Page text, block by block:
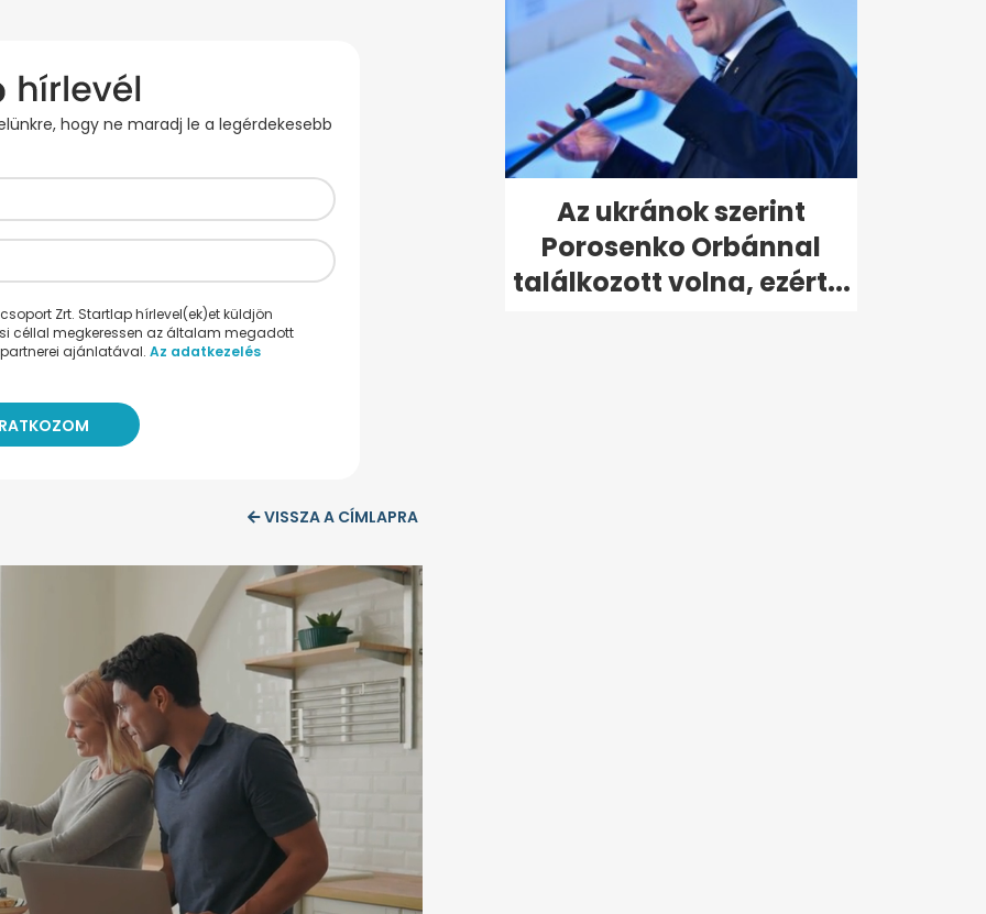
hogy ne maradj le a legérdekesebb
Zrt. Startlap hírlevel(ek)et küldjön
céllal megkeressen az általam megadott
ajánlatával. Az adatkezelés
VISSZA A CÍMLAPRA
Az ukránok szerint
Porosenko Orbánnal
találkozott volna, ezért...